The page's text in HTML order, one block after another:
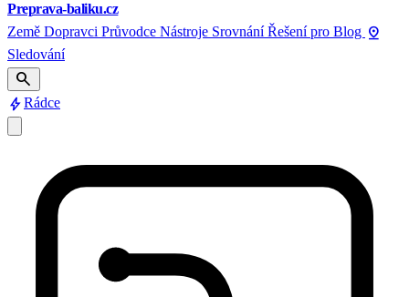
Preprava-baliku.cz
Země Dopravci Průvodce Nástroje Srovnání Řešení pro Blog pin_drop
Sledování
search
boltRádce